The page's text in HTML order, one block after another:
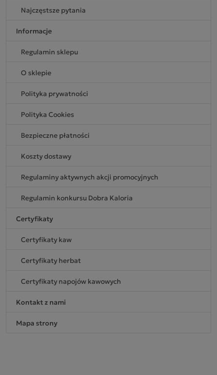
Najczęstsze pytania
Informacje
Regulamin sklepu
O sklepie
Polityka prywatności
Polityka Cookies
Bezpieczne płatności
Koszty dostawy
Regulaminy aktywnych akcji promocyjnych
Regulamin konkursu Dobra Kaloria
Certyfikaty
Certyfikaty kaw
Certyfikaty herbat
Certyfikaty napojów kawowych
Kontakt z nami
Mapa strony